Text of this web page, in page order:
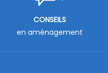
CONSEILS
en aménagement